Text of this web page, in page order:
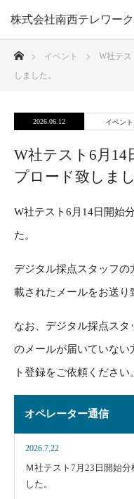
株式会社南西テレワー
業機会の創出・在宅勤
イベント
W社テス
しました。
2026.06.12 イベント
W社テスト6月14
プロード致しまし
W社テスト6月14日開始
た。
デジタル採点スタッフ
載されたメールをお送り
なお、デジタル採点ス
のメールが届いていない
ト登録をご依頼ください。
オペレーター通信
2026.7.22
Ｍ社テスト7月23日開始
した。